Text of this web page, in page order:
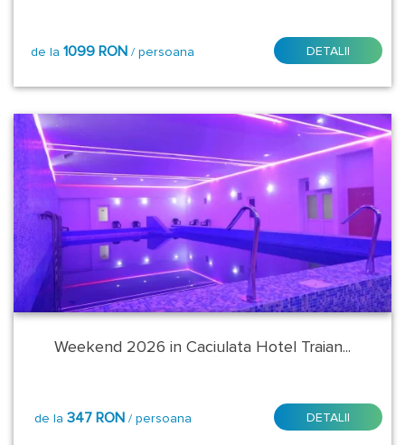
inclusiv
Festiva
Mic
dejun
Mic
dejun
+
Romantica
traditionala
de la 1099 RON / persoana DETALII
Weekend 2026 in Caciulata Hotel Traian...
de la 347 RON / persoana DETALII